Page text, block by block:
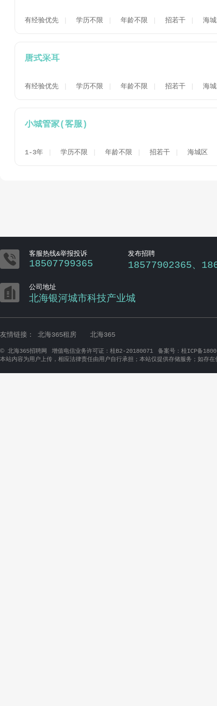
有经验优先 学历不限 年龄不限 招若干 海
唐式采耳
有经验优先 学历不限 年龄不限 招若干 海
小城管家(客服)
1-3年 学历不限 年龄不限 招若干 海城区
 客服热线&举报投诉
18507799365
发布招聘
18577902365、
 公司地址
北海银河城市科技产业城
友情链接： 北海365租房 北海365
© 北海365招聘网 增值电信业务许可证：桂B2-20180071
备案号：桂ICP备
本站内容为用户上传，相应法律责任由用户自行承担；本站仅提供存储服务；如存